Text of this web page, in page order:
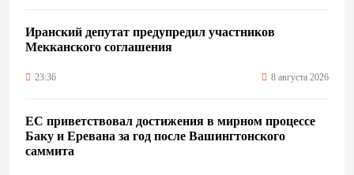
Иранский депутат предупредил участников
Мекканского соглашения
23:36 8 августа 2026
ЕС приветствовал достижения в мирном процессе
Баку и Еревана за год после Вашингтонского
саммита